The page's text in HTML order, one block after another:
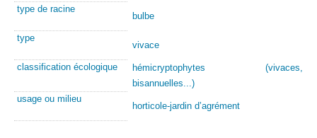
type de racine
bulbe
type
vivace
classification écologique
hémicryptophytes (vivaces,
bisannuelles...)
usage ou milieu
horticole-jardin d’agrément